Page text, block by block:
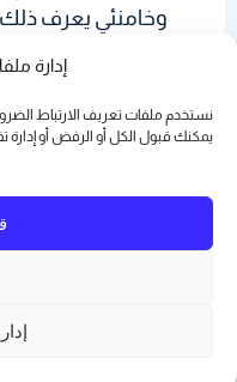
إدارة
نستخدم ملفات تعريف الارتباط
يمكنك قبول الكل أو الرفض أوإدارة
وخامنئي يعرف ذلك
الخميني ,